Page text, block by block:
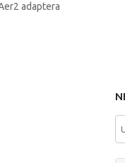
adaptera